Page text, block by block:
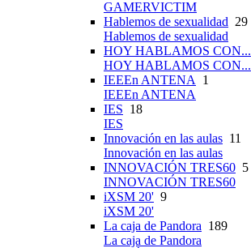
GAMERVICTIM
Hablemos de sexualidad 29
Hablemos de sexualidad
HOY HABLAMOS CON...
HOY HABLAMOS CON...
IEEEn ANTENA 1
IEEEn ANTENA
IES 18
IES
Innovación en las aulas 11
Innovación en las aulas
INNOVACIÓN TRES60 5
INNOVACIÓN TRES60
iXSM 20' 9
iXSM 20'
La caja de Pandora 189
La caja de Pandora